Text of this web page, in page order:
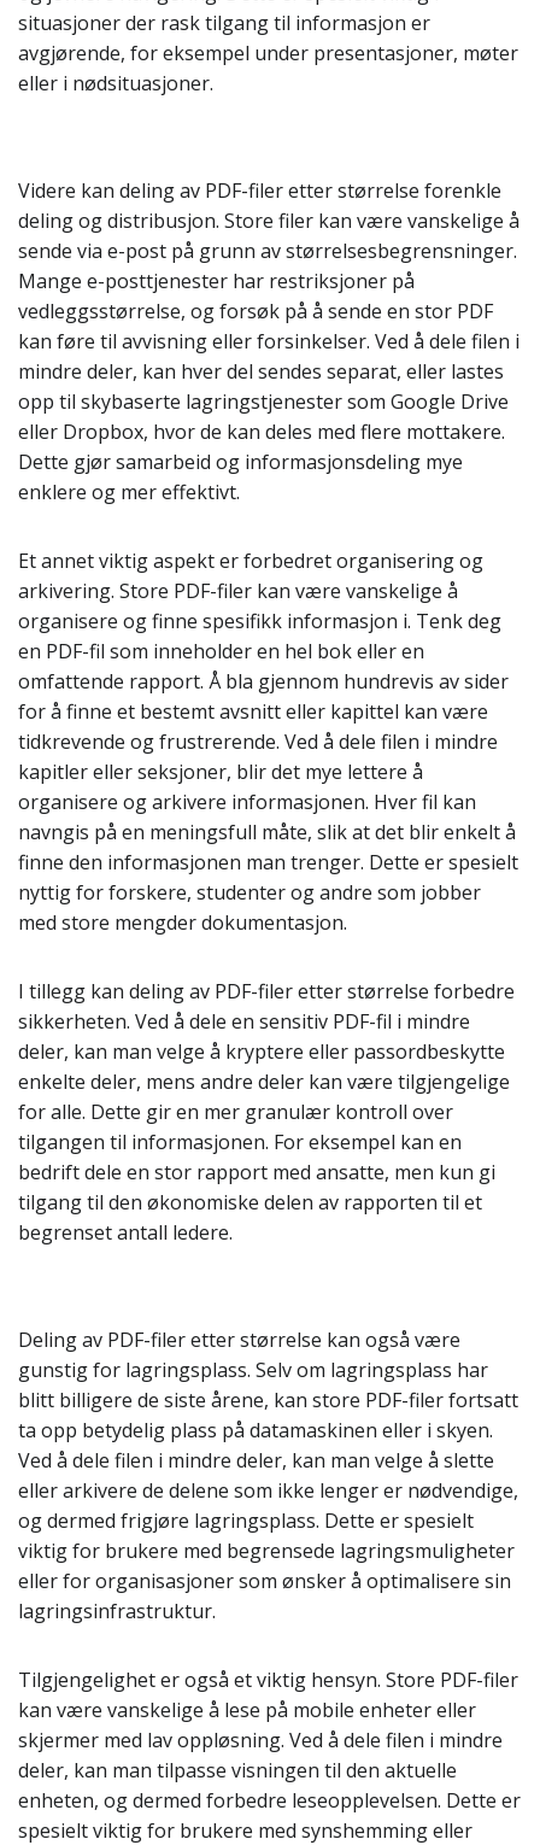
situasjoner der rask tilgang til informasjon er
avgjørende, for eksempel under presentasjoner, møter
eller i nødsituasjoner.
Videre kan deling av PDF-filer etter størrelse forenkle
deling og distribusjon. Store filer kan være vanskelige å
sende via e-post på grunn av størrelsesbegrensninger.
Mange e-posttjenester har restriksjoner på
vedleggsstørrelse, og forsøk på å sende en stor PDF
kan føre til avvisning eller forsinkelser. Ved å dele filen i
mindre deler, kan hver del sendes separat, eller lastes
opp til skybaserte lagringstjenester som Google Drive
eller Dropbox, hvor de kan deles med flere mottakere.
Dette gjør samarbeid og informasjonsdeling mye
enklere og mer effektivt.
Et annet viktig aspekt er forbedret organisering og
arkivering. Store PDF-filer kan være vanskelige å
organisere og finne spesifikk informasjon i. Tenk deg
en PDF-fil som inneholder en hel bok eller en
omfattende rapport. Å bla gjennom hundrevis av sider
for å finne et bestemt avsnitt eller kapittel kan være
tidkrevende og frustrerende. Ved å dele filen i mindre
kapitler eller seksjoner, blir det mye lettere å
organisere og arkivere informasjonen. Hver fil kan
navngis på en meningsfull måte, slik at det blir enkelt å
finne den informasjonen man trenger. Dette er spesielt
nyttig for forskere, studenter og andre som jobber
med store mengder dokumentasjon.
I tillegg kan deling av PDF-filer etter størrelse forbedre
sikkerheten. Ved å dele en sensitiv PDF-fil i mindre
deler, kan man velge å kryptere eller passordbeskytte
enkelte deler, mens andre deler kan være tilgjengelige
for alle. Dette gir en mer granulær kontroll over
tilgangen til informasjonen. For eksempel kan en
bedrift dele en stor rapport med ansatte, men kun gi
tilgang til den økonomiske delen av rapporten til et
begrenset antall ledere.
Deling av PDF-filer etter størrelse kan også være
gunstig for lagringsplass. Selv om lagringsplass har
blitt billigere de siste årene, kan store PDF-filer fortsatt
ta opp betydelig plass på datamaskinen eller i skyen.
Ved å dele filen i mindre deler, kan man velge å slette
eller arkivere de delene som ikke lenger er nødvendige,
og dermed frigjøre lagringsplass. Dette er spesielt
viktig for brukere med begrensede lagringsmuligheter
eller for organisasjoner som ønsker å optimalisere sin
lagringsinfrastruktur.
Tilgjengelighet er også et viktig hensyn. Store PDF-filer
kan være vanskelige å lese på mobile enheter eller
skjermer med lav oppløsning. Ved å dele filen i mindre
deler, kan man tilpasse visningen til den aktuelle
enheten, og dermed forbedre leseopplevelsen. Dette er
spesielt viktig for brukere med synshemming eller